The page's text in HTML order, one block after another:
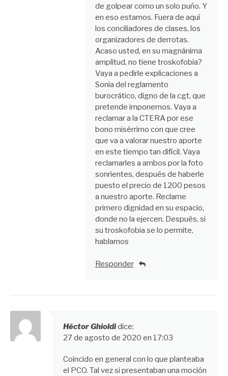
de golpear como un solo puño. Y
en eso estamos. Fuera de aquí
los conciliadores de clases, los
organizadores de derrotas.
Acaso usted, en su magnánima
amplitud, no tiene troskofobia?
Vaya a pedirle explicaciones a
Sonia del reglamento
burocrático, digno de la cgt, que
pretende imponernos. Vaya a
reclamar a la CTERA por ese
bono misérrimo con que cree
que va a valorar nuestro aporte
en este tiempo tan difícil. Vaya
reclamarles a ambos por la foto
sonrientes, después de haberle
puesto el precio de 1200 pesos
a nuestro aporte. Reclame
primero dignidad en su espacio,
donde no la ejercen. Después, si
su troskofobia se lo permite,
hablamos
Responder
Héctor Ghioldidice:
27 de agosto de 2020 en 17:03
Coincido en general con lo que planteaba
el PCO. Tal vez si presentaban una moción